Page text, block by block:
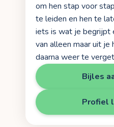
om hen stap voor
te leiden en hen te
iets is wat je begrijpt
van alleen maar uit
daarna weer te
Bijles
Profiel